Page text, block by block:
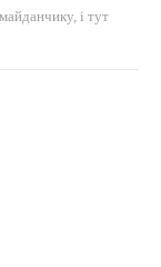
і тут